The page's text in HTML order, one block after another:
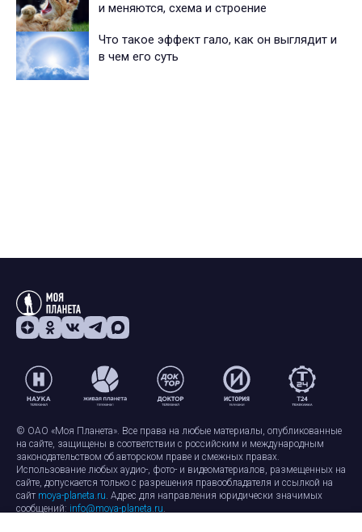
и меняются, схема и строение
Что такое эффект гало, как он выглядит и
в чем его суть
© ОАО «Моя Планета». Все права на любые материалы, опубликованные
на сайте, защищены в соответствии с российским и международным
законодательством об авторском праве и смежных правах.
Использование любых аудио-, фото- и видеоматериалов, размещенных на
сайте, допускается только с разрешения правообладателя и ссылкой на
сайт moya-planeta.ru. Адрес для направления юридически значимых
сообщений: info@moya-planeta.ru.